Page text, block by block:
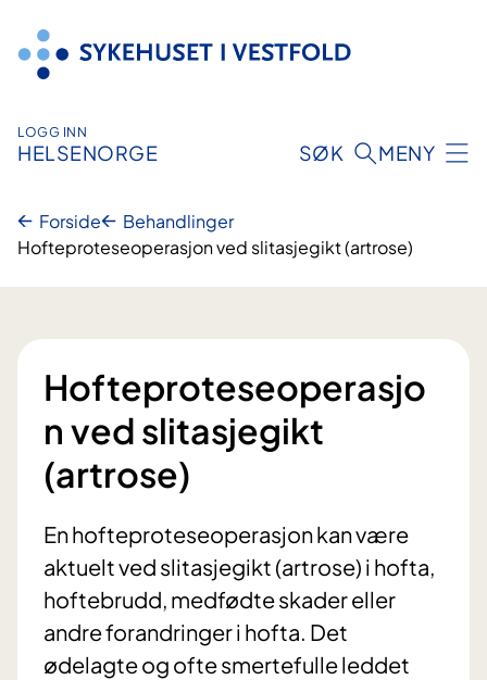
innhold
LOGG INN
HELSENORGE SØK MENY
Forside
Behandlinger
Hofteproteseoperasjon ved slitasjegikt (artrose)
Hofteproteseoperasjo
n ved slitasjegikt
(artrose)
En hofteproteseoperasjon kan være
aktuelt ved slitasjegikt (artrose) i hofta,
hoftebrudd, medfødte skader eller
andre forandringer i hofta. Det
ødelagte og ofte smertefulle leddet